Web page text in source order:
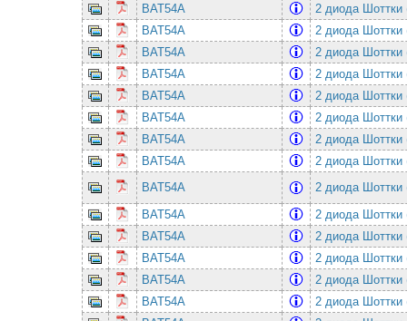
BAT54A
2 диода
BAT54A
2 диода
BAT54A
2 диода
BAT54A
2 диода
BAT54A
2 диода
BAT54A
2 диода
BAT54A
2 диода
BAT54A
2 диода
BAT54A
2 диода
BAT54A
2 диода
BAT54A
2 диода
BAT54A
2 диода
BAT54A
2 диода
BAT54A
2 диода